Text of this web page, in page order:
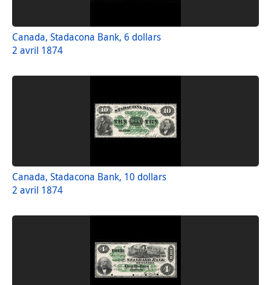
Canada, Stadacona Bank, 6 dollars
2 avril 1874
Canada, Stadacona Bank, 10 dollars
2 avril 1874